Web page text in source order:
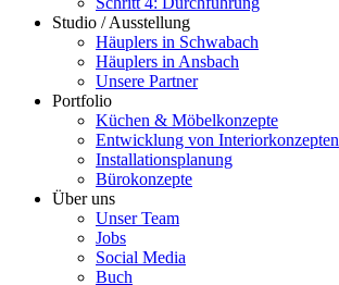
Studio / Ausstellung
Häuplers in Schwabach
Häuplers in Ansbach
Unsere Partner
Portfolio
Küchen & Möbelkonzepte
Entwicklung von Interiorkonzepten
Installationsplanung
Bürokonzepte
Über uns
Unser Team
Jobs
Social Media
Buch